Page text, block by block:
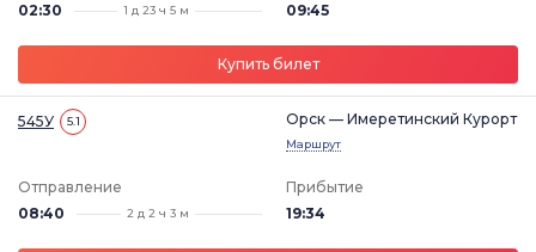
02:30
1 д 23 ч 5 м
09:45
Купить билет
545У 5.1 Орск — Имеретинский Курорт
Маршрут
Отправление
08:40
2 д 2 ч 3 м
Прибытие
19:34